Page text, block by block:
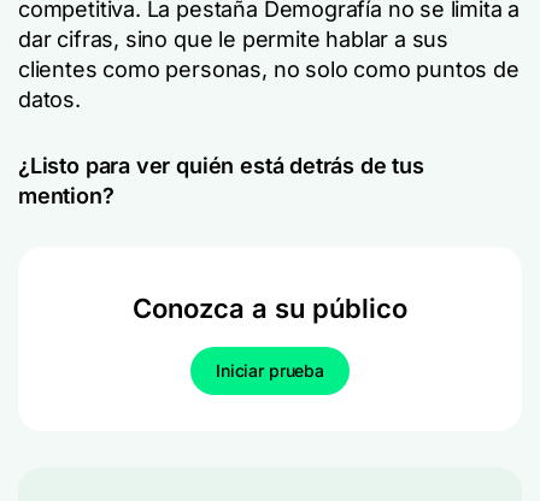
competitiva. La pestaña Demografía no se limita a
dar cifras, sino que le permite hablar a sus
clientes como personas, no solo como puntos de
datos.
¿Listo para ver quién está detrás de tus
mention?
Conozca a su público
Iniciar prueba